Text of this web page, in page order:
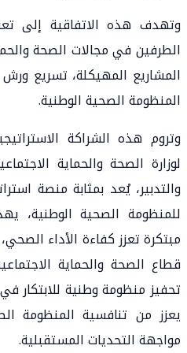
وتهدف هذه الاتفاقية إلى
الطرفين في مجالات الصحة
المشاريع المهيكلة، تسريع
المنظومة الصحية الوطنية.
وتروم هذه الشراكة
لوزارة الصحة والحماية
والتدبير، يُعد بمثابة منصة
للمنظومة الصحية الوطنية،
مبتكرة تعزز كفاءة الأداء
قطاع الصحة والحماية
تحفيز منظومة وطنية للابتكار
يعزز من تنافسية المنظومة
مواجهة التحديات المستقبلية.